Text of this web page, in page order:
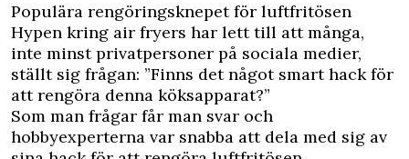
Populära rengöringsknepet för luftfritösen
Hypen kring air fryers har lett till att många,
inte minst privatpersoner på sociala medier,
ställt sig frågan: ”Finns det något smart hack för
att rengöra denna köksapparat?”
Som man frågar får man svar och
hobbyexperterna var snabba att dela med sig av